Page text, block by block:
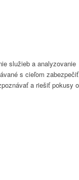
služieb a analyzovanie
s cieľom zabezpečiť
a riešiť pokusy o